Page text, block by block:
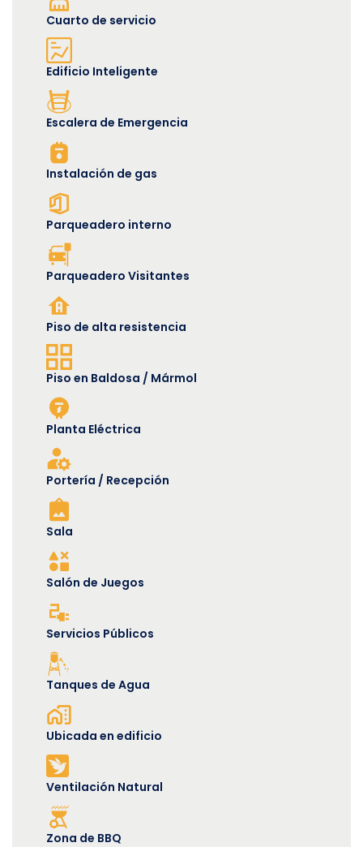
Cuarto de servicio
Edificio Inteligente
Escalera de Emergencia
Instalación de gas
Parqueadero interno
Parqueadero Visitantes
Piso de alta resistencia
Piso en Baldosa / Mármol
Planta Eléctrica
Portería / Recepción
Sala
Salón de Juegos
Servicios Públicos
Tanques de Agua
Ubicada en edificio
Ventilación Natural
Zona de BBQ